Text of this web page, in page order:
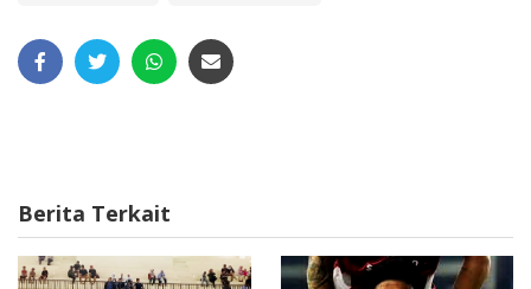
Berita Terkait